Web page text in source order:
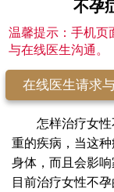
不孕
温馨提示：手机页
与在线医生沟通。
在线医生请求
怎样治疗女性
重的疾病，当这
身体，而且会影
目前治疗女性不